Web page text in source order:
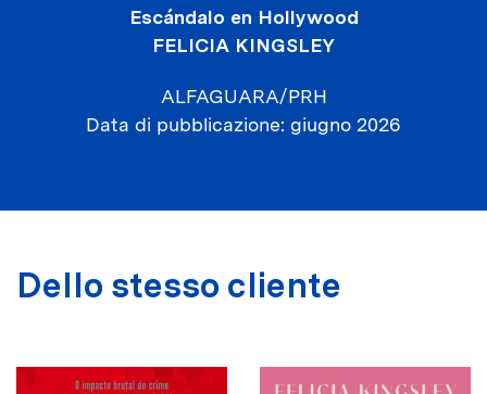
Escándalo en Hollywood
FELICIA KINGSLEY
ALFAGUARA/PRH
Data di pubblicazione giugno 2026
Dello stesso cliente